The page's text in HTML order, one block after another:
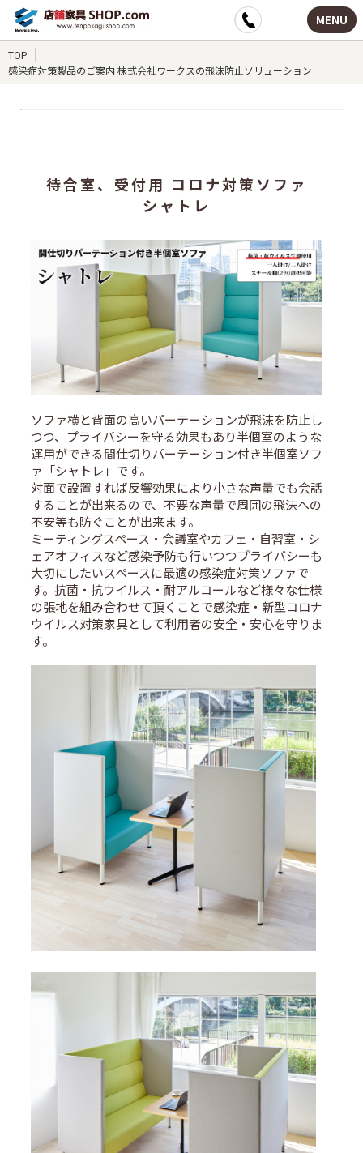
MENU
TOP
感染症対策製品のご案内 株式会社ワークスの飛沫防止ソリューション
待合室、受付用 コロナ対策ソファ
シャトレ
ソファ横と背面の高いパーテーションが飛沫を防止し
つつ、プライバシーを守る効果もあり半個室のような
運用ができる間仕切りパーテーション付き半個室ソフ
ァ「シャトレ」です。
対面で設置すれば反響効果により小さな声量でも会話
することが出来るので、不要な声量で周囲の飛沫への
不安等も防ぐことが出来ます。
ミーティングスペース・会議室やカフェ・自習室・シ
ェアオフィスなど感染予防も行いつつプライバシーも
大切にしたいスペースに最適の感染症対策ソファで
す。抗菌・抗ウイルス・耐アルコールなど様々な仕様
の張地を組み合わせて頂くことで感染症・新型コロナ
ウイルス対策家具として利用者の安全・安心を守りま
す。